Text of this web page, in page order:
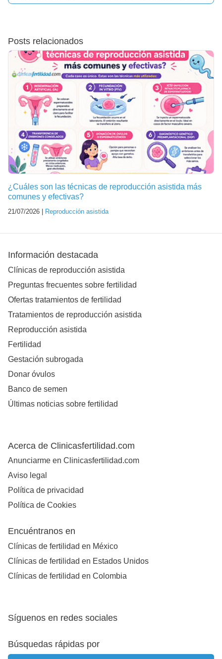
Posts relacionados
¿Cuáles son las técnicas de reproducción asistida más
comunes y efectivas?
21/07/2026 | Reproducción asistida
Información destacada
Clínicas de reproducción asistida
Preguntas frecuentes sobre fertilidad
Ofertas tratamientos de fertilidad
Tratamientos de reproducción asistida
Reproducción asistida
Fertilidad
Gestación subrogada
Donar óvulos
Banco de semen
Últimas noticias sobre fertilidad
Acerca de Clinicasfertilidad.com
Anunciarme en Clinicasfertilidad.com
Aviso legal
Política de privacidad
Política de Cookies
Encuéntranos en
Clínicas de fertilidad en México
Clínicas de fertilidad en Estados Unidos
Clínicas de fertilidad en Colombia
Síguenos en redes sociales
Búsquedas rápidas por